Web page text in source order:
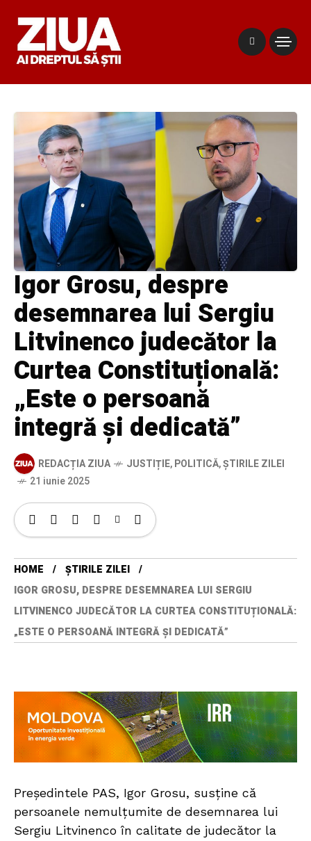
Igor Grosu, despre
desemnarea lui Sergiu
Litvinenco judecător la
Curtea Constituțională:
„Este o persoană
integră și dedicată”
REDACȚIA ZIUA JUSTIȚIE,POLITICĂ,ȘTIRILE ZILEI
21 iunie 2025
HOME
ȘTIRILE ZILEI
IGOR GROSU, DESPRE DESEMNAREA LUI SERGIU
LITVINENCO JUDECĂTOR LA CURTEA CONSTITUȚIONALĂ:
„ESTE O PERSOANĂ INTEGRĂ ȘI DEDICATĂ”
Președintele PAS, Igor Grosu, susține că
persoanele nemulțumite de desemnarea lui
Sergiu Litvinenco în calitate de judecător la